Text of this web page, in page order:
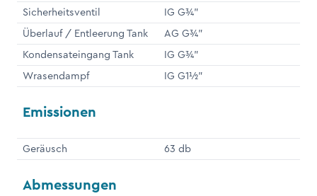
Sicherheitsventil
IG G¾"
Überlauf / Entleerung Tank
AG G¾"
Kondensateingang Tank
IG G¾"
Wrasendampf
IG G1½"
Emissionen
Geräusch 63 db
Abmessungen